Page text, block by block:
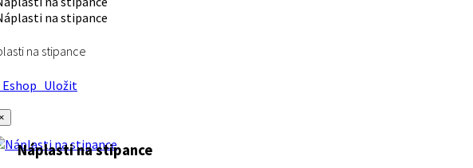
na stipance
Uložit
Náplasti na stipance